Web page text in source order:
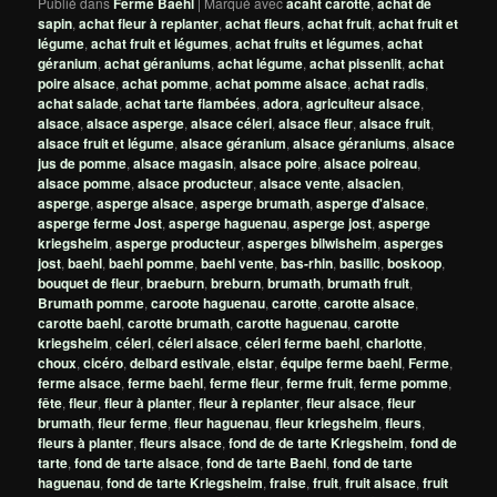
sapin,achat fleur à replanter,achat fleurs,achat fruit,achat fruit et
légume,achat fruit et légumes,achat fruits et légumes,achat
géranium,achat géraniums,achat légume,achat pissenlit,achat
poire alsace,achat pomme,achat pomme alsace,achat radis,
achat salade,achat tarte flambées,adora,agriculteur alsace,
alsace,alsace asperge,alsace céleri,alsace fleur,alsace fruit,
alsace fruit et légume,alsace géranium,alsace géraniums,alsace
jus de pomme,alsace magasin,alsace poire,alsace poireau,
alsace pomme,alsace producteur,alsace vente,alsacien,
asperge,asperge alsace,asperge brumath,asperge d'alsace,
asperge ferme Jost,asperge haguenau,asperge jost,asperge
kriegsheim,asperge producteur,asperges bilwisheim,asperges
jost,baehl,baehl pomme,baehl vente,bas-rhin,basilic,boskoop,
bouquet de fleur,braeburn,breburn,brumath,brumath fruit,
Brumath pomme,caroote haguenau,carotte,carotte alsace,
carotte baehl,carotte brumath,carotte haguenau,carotte
kriegsheim,céleri,céleri alsace,céleri ferme baehl,charlotte,
choux,cicéro,delbard estivale,elstar,équipe ferme baehl,Ferme,
ferme alsace,ferme baehl,ferme fleur,ferme fruit,ferme pomme,
fête,fleur,fleur à planter,fleur à replanter,fleur alsace,fleur
brumath,fleur ferme,fleur haguenau,fleur kriegsheim,fleurs,
fleurs à planter,fleurs alsace,fond de de tarte Kriegsheim,fond de
tarte,fond de tarte alsace,fond de tarte Baehl,fond de tarte
haguenau,fond de tarte Kriegsheim,fraise,fruit,fruit alsace,fruit